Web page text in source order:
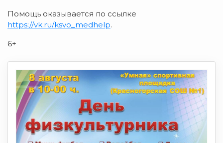
Помощь оказывается по ссылке
https://vk.ru/ksvo_medhelp.
6+